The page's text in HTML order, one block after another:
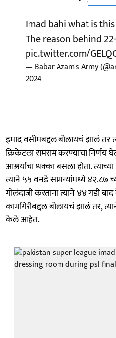
Imad bahi what is
The reason behind
pic.twitter.com/
— Babar Azam's Army
2024
इमाद वसीमबद्दल बोलायचं झालं तर
क्रिकेटला रामराम करण्याचा निर्णय
आश्चर्याचा धक्का बसला होता.
त्याने ५५ वनडे सामन्यांमध्ये ४२.८७
गोलंदाजी करताना त्याने ४४ गडी
कामगिरीबद्दल बोलायचं झालं तर,
केले आहेत.